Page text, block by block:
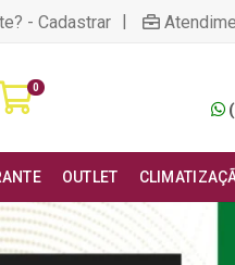
- Cadastrar |
0
OUTLET